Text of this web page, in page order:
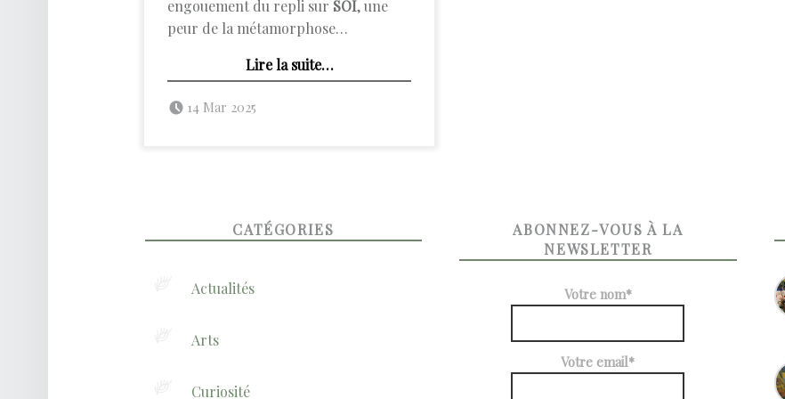
engouement du repli sur SOI, une
peur de la métamorphose…
Lire la suite…
14 Mar 2025
CATÉGORIES
Actualités
Arts
Curiosité
ABONNEZ-VOUS À LA
NEWSLETTER
Votre nom*
Votre email*